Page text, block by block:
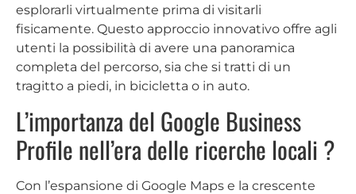
esplorarli virtualmente prima di visitarli
fisicamente. Questo approccio innovativo offre agli
utenti la possibilità di avere una panoramica
completa del percorso, sia che si tratti di un
tragitto a piedi, in bicicletta o in auto.
L’importanza del Google Business
Profile nell’era delle ricerche locali ?
Con l’espansione di Google Maps e la crescente